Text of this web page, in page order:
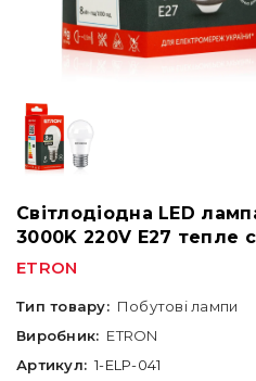
Світлодіодна LED
3000K 220V E27 тепле
ETRON
Тип товару: Побутові лампи
Виробник: ETRON
Артикул: 1-ELP-041